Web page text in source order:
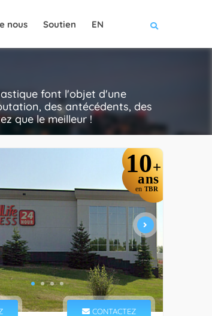
nous Soutien EN
font l'objet d'une
des antécédents, des
que le meilleur !
10+
ans
en TBR
CONTACTEZ